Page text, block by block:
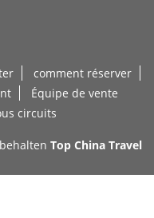
comment réserver
Équipe de vente
circuits
Top China Travel